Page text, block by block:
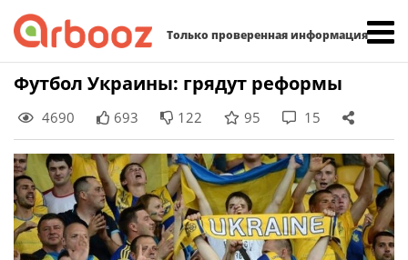
Только проверенная информация
Skip
content
Футбол Украины: грядут реформы
4690 693 122 95 15
Найти: